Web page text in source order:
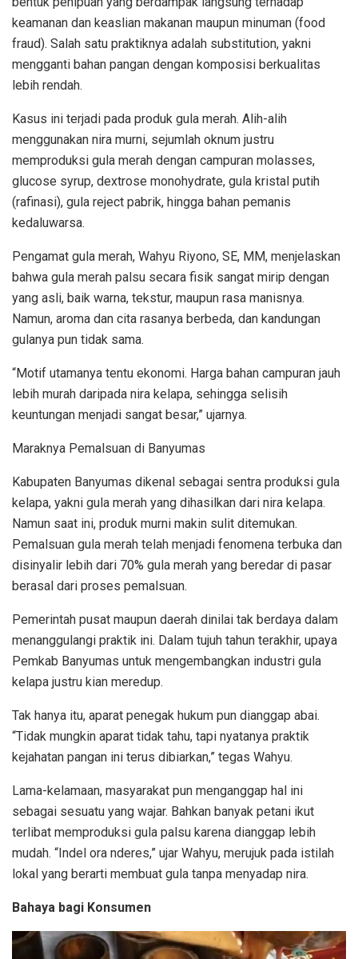
keamanan dan keaslian makanan maupun minuman (food
fraud). Salah satu praktiknya adalah substitution, yakni
mengganti bahan pangan dengan komposisi berkualitas
lebih rendah.
Kasus ini terjadi pada produk gula merah. Alih-alih
menggunakan nira murni, sejumlah oknum justru
memproduksi gula merah dengan campuran molasses,
glucose syrup, dextrose monohydrate, gula kristal putih
(rafinasi), gula reject pabrik, hingga bahan pemanis
kedaluwarsa.
Pengamat gula merah, Wahyu Riyono, SE, MM, menjelaskan
bahwa gula merah palsu secara fisik sangat mirip dengan
yang asli, baik warna, tekstur, maupun rasa manisnya.
Namun, aroma dan cita rasanya berbeda, dan kandungan
gulanya pun tidak sama.
“Motif utamanya tentu ekonomi. Harga bahan campuran jauh
lebih murah daripada nira kelapa, sehingga selisih
keuntungan menjadi sangat besar,” ujarnya.
Maraknya Pemalsuan di Banyumas
Kabupaten Banyumas dikenal sebagai sentra produksi gula
kelapa, yakni gula merah yang dihasilkan dari nira kelapa.
Namun saat ini, produk murni makin sulit ditemukan.
Pemalsuan gula merah telah menjadi fenomena terbuka dan
disinyalir lebih dari 70% gula merah yang beredar di pasar
berasal dari proses pemalsuan.
Pemerintah pusat maupun daerah dinilai tak berdaya dalam
menanggulangi praktik ini. Dalam tujuh tahun terakhir, upaya
Pemkab Banyumas untuk mengembangkan industri gula
kelapa justru kian meredup.
Tak hanya itu, aparat penegak hukum pun dianggap abai.
“Tidak mungkin aparat tidak tahu, tapi nyatanya praktik
kejahatan pangan ini terus dibiarkan,” tegas Wahyu.
Lama-kelamaan, masyarakat pun menganggap hal ini
sebagai sesuatu yang wajar. Bahkan banyak petani ikut
terlibat memproduksi gula palsu karena dianggap lebih
mudah. “Indel ora nderes,” ujar Wahyu, merujuk pada istilah
lokal yang berarti membuat gula tanpa menyadap nira.
Bahaya bagi Konsumen